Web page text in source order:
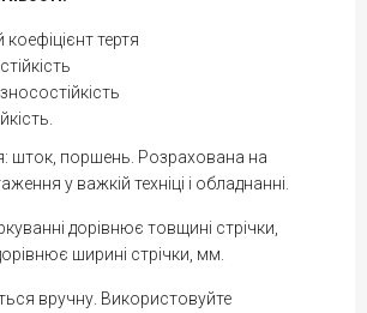
тертя
шток, поршень. Розрахована на
у важкій техніці і обладнанні.
дорівнює товщині стрічки,
ширині стрічки, мм.
вручну. Використовуйте